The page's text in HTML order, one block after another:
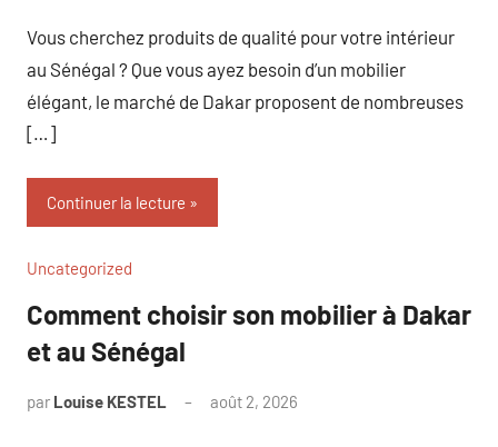
Vous cherchez produits de qualité pour votre intérieur
au Sénégal ? Que vous ayez besoin d’un mobilier
élégant, le marché de Dakar proposent de nombreuses
[…]
Continuer la lecture
Uncategorized
Comment choisir son mobilier à Dakar
et au Sénégal
par Louise KESTEL août 2, 2026